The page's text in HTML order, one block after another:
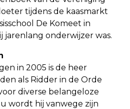
tijdens de kaasmarkt
De Komeet in
jarenlang onderwijzer was.
in 2005 is de heer
als Ridder in de Orde
diverse belangeloze
wordt hij vanwege zijn